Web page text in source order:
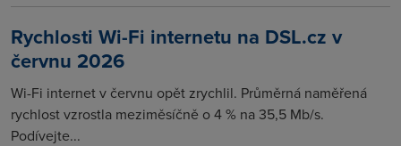
Rychlosti Wi-Fi internetu na DSL.cz v
červnu 2026
Wi-Fi internet v červnu opět zrychlil. Průměrná naměřená
rychlost vzrostla meziměsíčně o 4 % na 35,5 Mb/s.
Podívejte...